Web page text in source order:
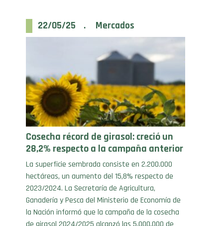
Cosecha récord de girasol: creció un
28,2% respecto a la campaña anterior
La superficie sembrada consiste en 2.200.000
hectáreas, un aumento del 15,8% respecto de
2023/2024. La Secretaría de Agricultura,
Ganadería y Pesca del Ministerio de Economía de
la Nación informó que la campaña de la cosecha
de girasol 2024/2025 alcanzó las 5.000.000 de
toneladas, lo que significa un 28,2% más